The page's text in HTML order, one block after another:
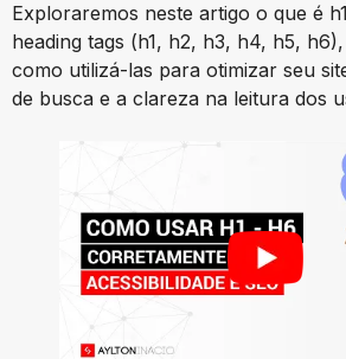
Exploraremos neste artigo o que é
heading tags (h1, h2, h3, h4, h5,
como utilizá-las para otimizar seu
de busca e a clareza na leitura dos